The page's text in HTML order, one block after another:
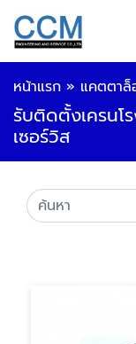
หน้าแรก » แคตตา
รับติดตั้งเครนโ
เซอร์วิส